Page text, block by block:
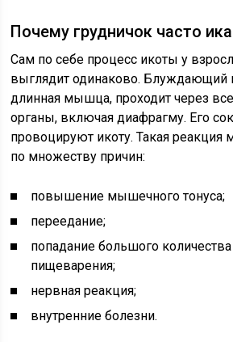
Почему грудничок часто
Сам по себе процесс икоты у
выглядит одинаково. Блуждающий
длинная мышца, проходит через
органы, включая диафрагму. Его
провоцируют икоту. Такая реакция
по множеству причин:
повышение мышечного тонуса;
переедание;
попадание большого
пищеварения;
нервная реакция;
внутренние болезни.